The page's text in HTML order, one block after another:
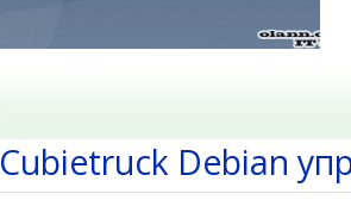
Cubietruck Debian